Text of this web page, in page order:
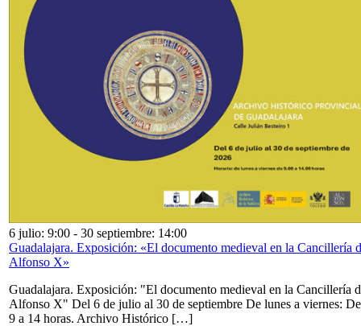
6 julio: 9:00 - 30 septiembre: 14:00
Guadalajara. Exposición: «El documento medieval en la Cancillería
Alfonso X»
Guadalajara. Exposición: "El documento medieval en la Cancillería
Alfonso X" Del 6 de julio al 30 de septiembre De lunes a viernes: De
9 a 14 horas. Archivo Histórico […]